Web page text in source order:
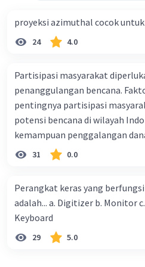
proyeksi azimuthal cocok
24 4.0
Partisipasi masyarakat
penanggulangan bencana.
pentingnya partisipasi
potensi bencana di wilayah
kemampuan penggalangan
makin tinggi c. pemahaman
kepada masyarakat masih
bencana e. kepercayaan
mampu mengatasi bencana
31 0.0
Perangkat keras yang
adalah... a. Digitizer b. Monitor
Keyboard
29 5.0